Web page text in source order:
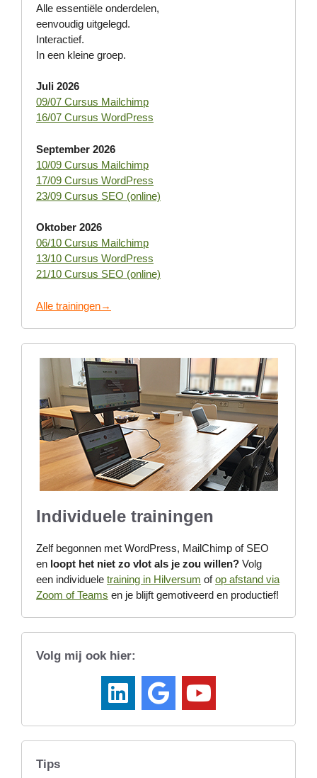
Alle essentiële onderdelen,
eenvoudig uitgelegd.
Interactief.
In een kleine groep.
Juli 2026
09/07 Cursus Mailchimp
16/07 Cursus WordPress
September 2026
10/09 Cursus Mailchimp
17/09 Cursus WordPress
23/09 Cursus SEO (online)
Oktober 2026
06/10 Cursus Mailchimp
13/10 Cursus WordPress
21/10 Cursus SEO (online)
Alle trainingen→
Individuele trainingen
Zelf begonnen met WordPress, MailChimp of SEO
en loopt het niet zo vlot als je zou willen? Volg
een individuele training in Hilversum ofop afstand via
Zoom of Teams en je blijft gemotiveerd en productief!
Volg mij ook hier:
Tips